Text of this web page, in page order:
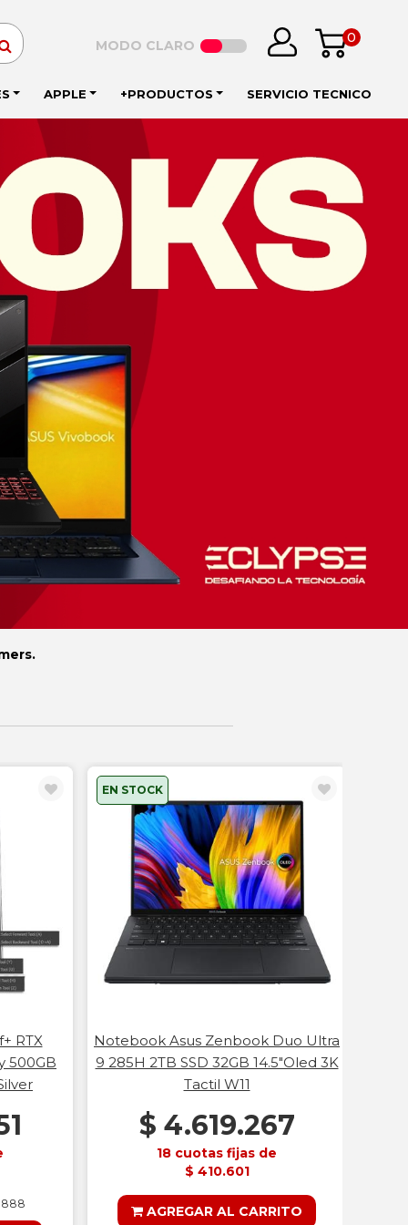
0
MODO CLARO
APPLE +PRODUCTOS SERVICIO TECNICO
RTX
500GB
Notebook Asus Zenbook Duo Ultra
9 285H 2TB SSD 32GB 14.5"Oled 3K
Tactil W11
$ 4.619.267
18 cuotas fijas de
$ 410.601
AGREGAR AL CARRITO
EN STOCK